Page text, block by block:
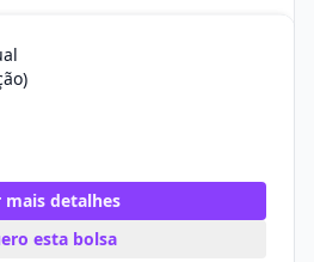
mais detalhes
esta bolsa